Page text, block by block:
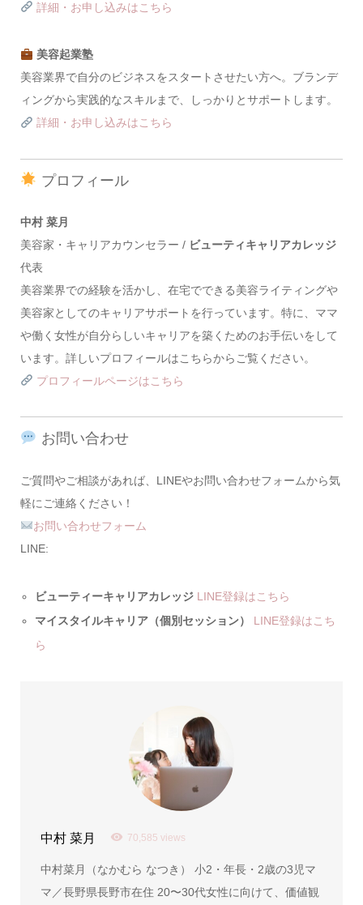
詳細・お申し込みはこちら
美容起業塾
美容業界で自分のビジネスをスタートさせたい方へ。ブランデ
ィングから実践的なスキルまで、しっかりとサポートします。
詳細・お申し込みはこちら
プロフィール
中村 菜月
美容家・キャリアカウンセラー / ビューティキャリアカレッジ
代表
美容業界での経験を活かし、在宅でできる美容ライティングや
美容家としてのキャリアサポートを行っています。特に、ママ
や働く女性が自分らしいキャリアを築くためのお手伝いをして
います。詳しいプロフィールはこちらからご覧ください。
プロフィールページはこちら
お問い合わせ
ご質問やご相談があれば、LINEやお問い合わせフォームから気
軽にご連絡ください！
お問い合わせフォーム
LINE:
ビューティーキャリアカレッジ LINE登録はこちら
マイスタイルキャリア（個別セッション）
LINE登録はこち
ら
中村 菜月 70,585 views
中村菜月（なかむら なつき） 小2・年長・2歳の3児マ
マ／長野県長野市在住 20〜30代女性に向けて、価値観